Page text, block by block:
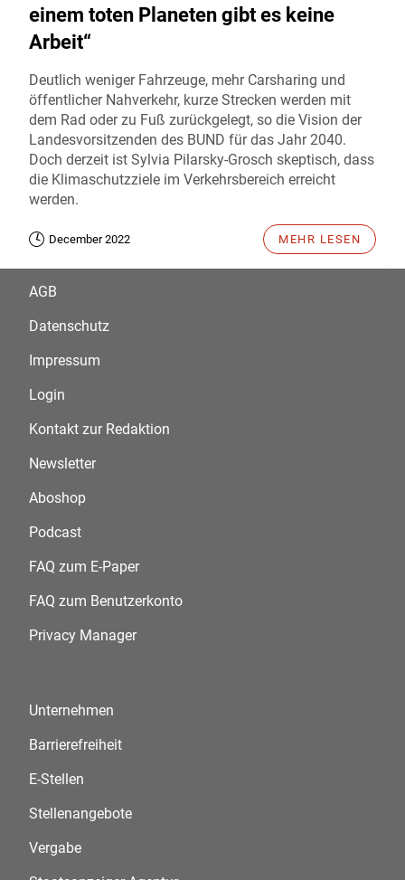
einem toten Planeten gibt es keine
Arbeit“
Deutlich weniger Fahrzeuge, mehr Carsharing und
öffentlicher Nahverkehr, kurze Strecken werden mit
dem Rad oder zu Fuß zurückgelegt, so die Vision der
Landesvorsitzenden des BUND für das Jahr 2040.
Doch derzeit ist Sylvia Pilarsky-Grosch skeptisch, dass
die Klimaschutzziele im Verkehrsbereich erreicht
werden.
December 2022 MEHR LESEN
AGB
Datenschutz
Impressum
Login
Kontakt zur Redaktion
Newsletter
Aboshop
Podcast
FAQ zum E-Paper
FAQ zum Benutzerkonto
Privacy Manager
Unternehmen
Barrierefreiheit
E-Stellen
Stellenangebote
Vergabe